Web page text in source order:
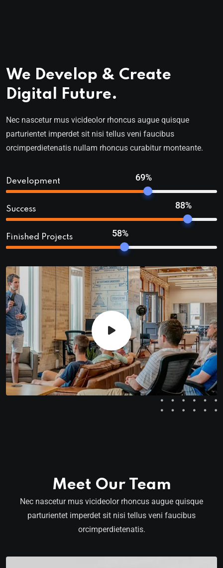
We Develop & Create
Digital Future.
Nec nascetur mus vicideolor rhoncus augue quisque
parturientet imperdet sit nisi tellus veni faucibus
orcimperdietenatis nullam rhoncus curabitur monteante.
Development 69%
Success 88%
Finished Projects 58%
Meet Our Team
Nec nascetur mus vicideolor rhoncus augue quisque
parturientet imperdet sit nisi tellus veni faucibus
orcimperdietenatis.